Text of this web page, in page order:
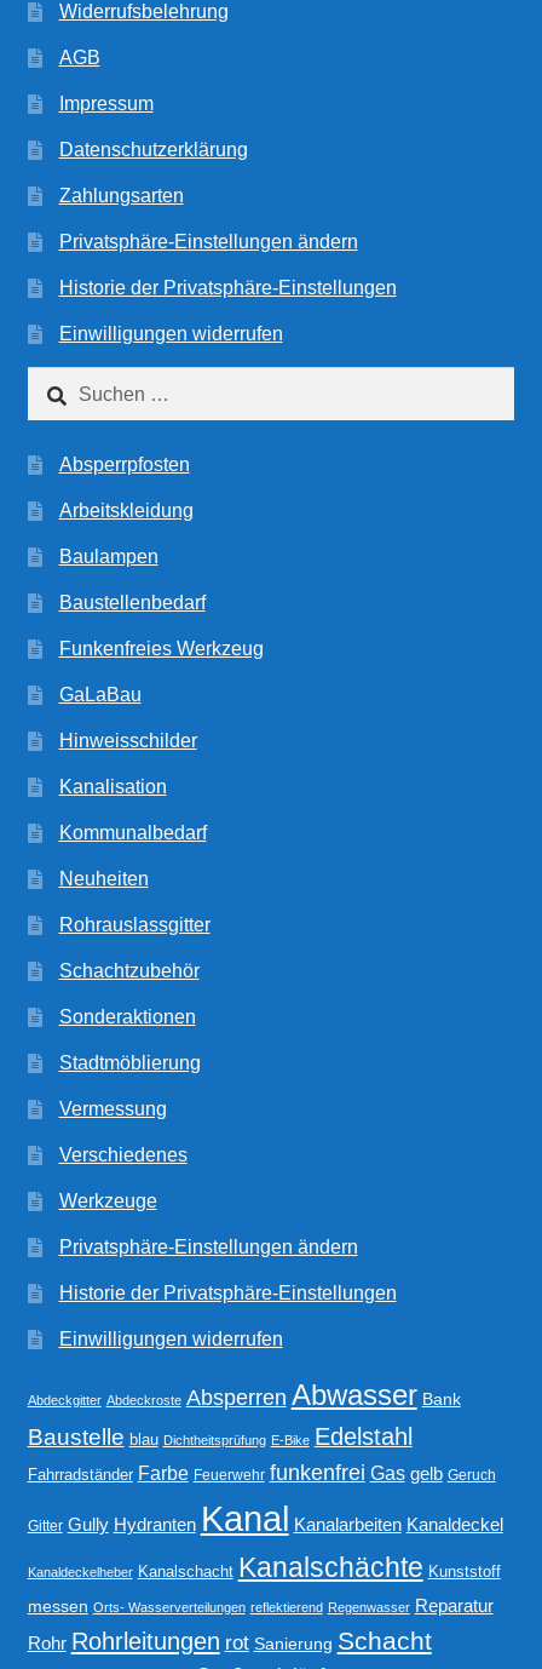
Widerrufsbelehrung
AGB
Impressum
Datenschutzerklärung
Zahlungsarten
Privatsphäre-Einstellungen ändern
Historie der Privatsphäre-Einstellungen
Einwilligungen widerrufen
nach:
Absperrpfosten
Arbeitskleidung
Baulampen
Baustellenbedarf
Funkenfreies Werkzeug
GaLaBau
Hinweisschilder
Kanalisation
Kommunalbedarf
Neuheiten
Rohrauslassgitter
Schachtzubehör
Sonderaktionen
Stadtmöblierung
Vermessung
Verschiedenes
Werkzeuge
Privatsphäre-Einstellungen ändern
Historie der Privatsphäre-Einstellungen
Einwilligungen widerrufen
Abdeckgitter Abdeckroste Absperren Abwasser Bank
Baustelle blau Dichtheitsprüfung E-Bike Edelstahl
Fahrradständer Farbe Feuerwehr funkenfrei Gas gelb Geruch
Gitter Gully Hydranten Kanal Kanalarbeiten Kanaldeckel
Kanaldeckelheber Kanalschacht Kanalschächte Kunststoff
messen Orts- Wasserverteilungen reflektierend Regenwasser Reparatur
Rohr Rohrleitungen rot Sanierung Schacht